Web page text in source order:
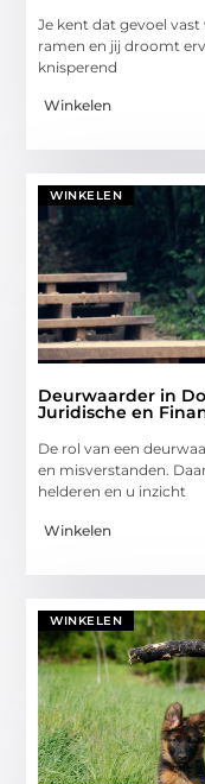
Je kent dat gevoel
ramen en jij droomt
knisperend
Winkelen
WINKELEN
Deurwaarder in
Juridische en
De rol van een
en misverstanden.
helderen en u inzicht
Winkelen
WINKELEN